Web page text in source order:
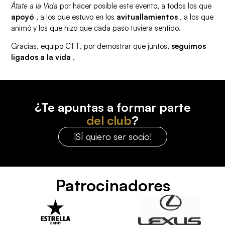
Átate a la Vida por hacer posible este evento, a todos los que
apoyó , a los que estuvo en los avituallamientos , a los que
animó y los que hizo que cada paso tuviera sentido.
Gracias, equipo CTT, por demostrar que juntos, seguimos
ligados a la vida .
¿Te apuntas a formar parte
del club?
¡SÍ quiero ser socio!
Patrocinadores